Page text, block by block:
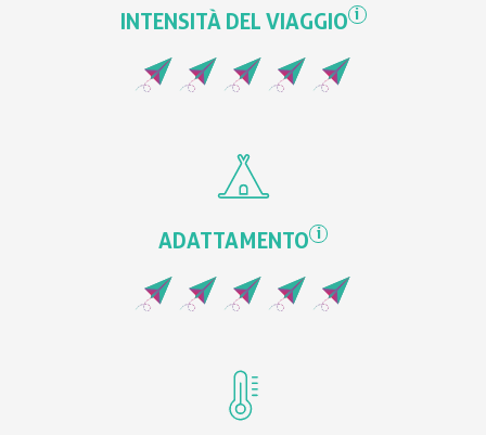
INTENSITÀ DEL VIAGGIO i
ADATTAMENTO i